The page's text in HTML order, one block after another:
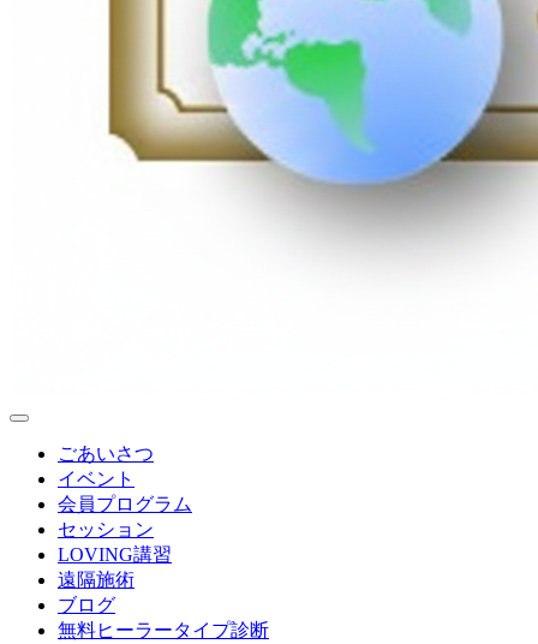
ごあいさつ
イベント
会員プログラム
セッション
LOVING講習
遠隔施術
ブログ
無料ヒーラータイプ診断